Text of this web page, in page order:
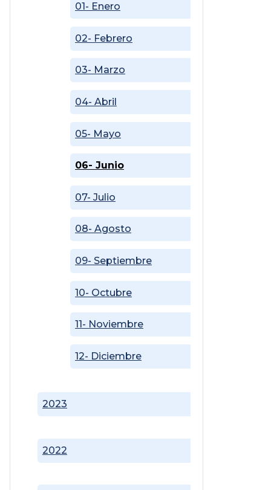
2022
2023
01- Enero
02- Febrero
03- Marzo
04- Abril
05- Mayo
06- Junio
07- Julio
08- Agosto
09- Septiembre
10- Octubre
11- Noviembre
12- Diciembre